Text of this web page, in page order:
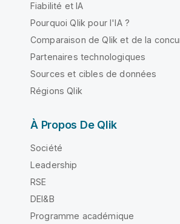
Fiabilité et IA
Pourquoi Qlik pour l'IA ?
Comparaison de Qlik et de la
Partenaires technologiques
Sources et cibles de données
Régions Qlik
À Propos De Qlik
Société
Leadership
RSE
DEI&B
Programme académique